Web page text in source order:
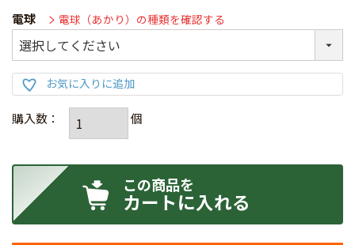
電球 電球（あかり）の種類を確認する
カートに入れる